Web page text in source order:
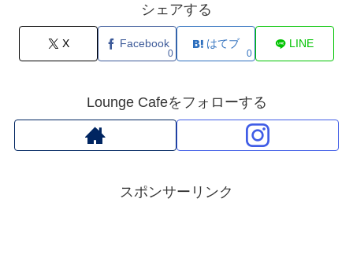
シェアする
X Facebook
0
はてブ
0
LINE
Lounge Cafeをフォローする
スポンサーリンク